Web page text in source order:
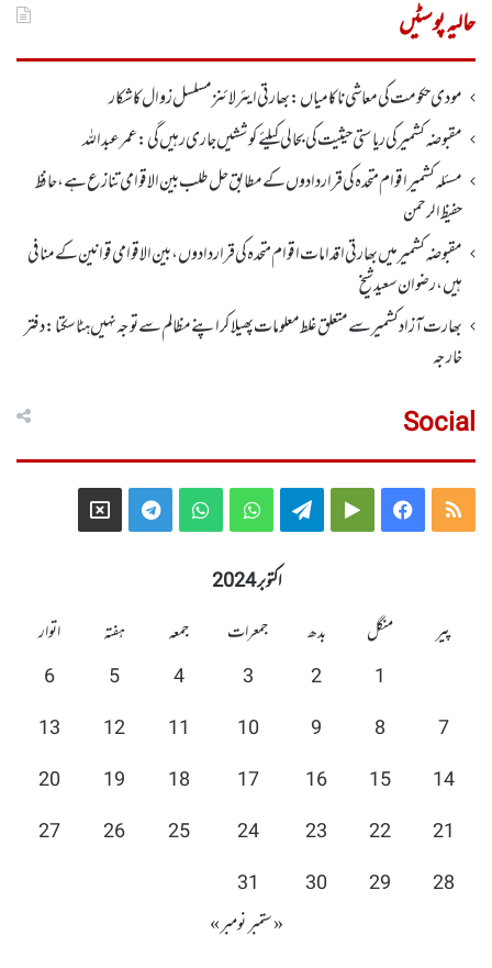
حالیہ پوسٹیں
مودی حکومت کی معاشی ناکامیاں: بھارتی ایئرلائنز مسلسل زوال کا شکار
مقبوضہ کشمیر کی ریاستی حیثیت کی بحالی کیلئے کوششیں جاری رہیں گی: عمر عبداللہ
مسئلہ کشمیر اقوام متحدہ کی قراردادوں کے مطابق حل طلب بین الاقوامی تنازع ہے، حافظ
حفیظ الرحمن
مقبوضہ کشمیر میں بھارتی اقدامات اقوام متحدہ کی قراردادوں، بین الاقوامی قوانین کے منافی
ہیں،رضوان سعید شیخ
بھارت آزاد کشمیر سے متعلق غلط معلومات پھیلا کر اپنے مظالم سے توجہ نہیں ہٹا سکتا: دفتر
خارجہ
Social
RSS
Facebook
Google
Telegram
WhatsApp
WhatsApp
Telegram
X
اکتوبر 2024
پیر
منگل بدھ جمعرات جمعہ ہفتہ
اتوار
1
2
3
4
5
6
7
8
9
10
11
12
13
14
15
16
17
18
19
20
21
22
23
24
25
26
27
28
29
30
31
« ستمبرنومبر »